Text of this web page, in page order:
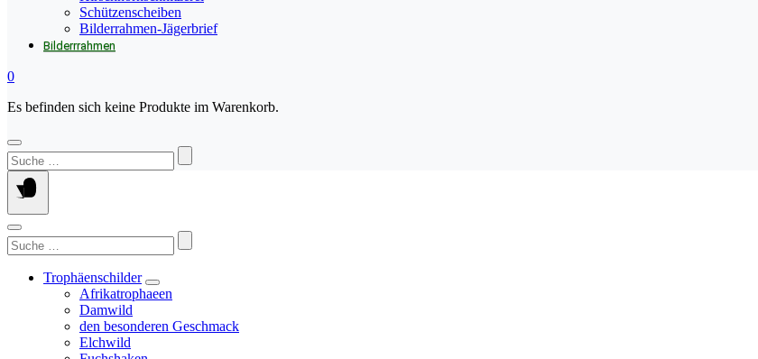
Schützenscheiben
Bilderrahmen-Jägerbrief
Bilderrrahmen
0
Es befinden sich keine Produkte im Warenkorb.
Suchen
nach:
Suchen
nach:
Trophäenschilder
Afrikatrophaeen
Damwild
den besonderen Geschmack
Elchwild